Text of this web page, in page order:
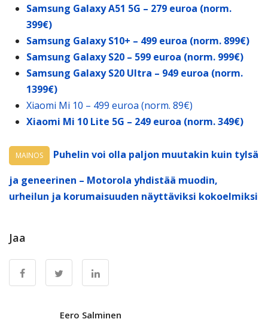
Samsung Galaxy A51 5G – 279 euroa (norm.
399€)
Samsung Galaxy S10+ – 499 euroa (norm. 899€)
Samsung Galaxy S20 – 599 euroa (norm. 999€)
Samsung Galaxy S20 Ultra – 949 euroa (norm.
1399€)
Xiaomi Mi 10 – 499 euroa (norm. 89€)
Xiaomi Mi 10 Lite 5G – 249 euroa (norm. 349€)
MAINOS
Puhelin voi olla paljon muutakin kuin tylsä
ja geneerinen – Motorola yhdistää muodin,
urheilun ja korumaisuuden näyttäviksi kokoelmiksi
Jaa
Eero Salminen